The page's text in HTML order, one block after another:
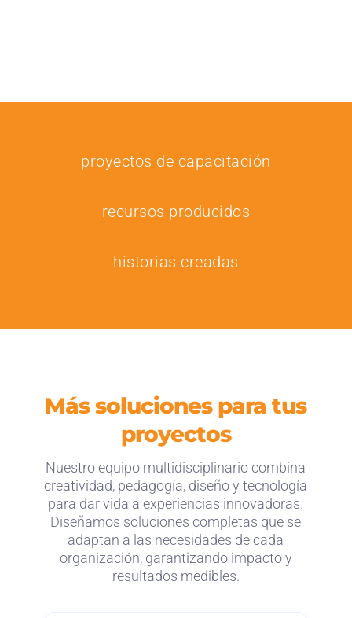
proyectos de capacitación
recursos producidos
historias creadas
Más soluciones para tus
proyectos
Nuestro equipo multidisciplinario combina
creatividad, pedagogía, diseño y tecnología
para dar vida a experiencias innovadoras.
Diseñamos soluciones completas que se
adaptan a las necesidades de cada
organización, garantizando impacto y
resultados medibles.